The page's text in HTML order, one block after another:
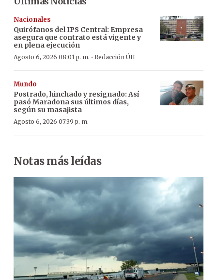
Nacionales
Quirófanos del IPS Central: Empresa
asegura que contrato está vigente y
en plena ejecución
Agosto 6, 2026 08:01 p. m. · Redacción ÚH
Mundo
Postrado, hinchado y resignado: Así
pasó Maradona sus últimos días,
según su masajista
Agosto 6, 2026 07:39 p. m.
Notas más leídas